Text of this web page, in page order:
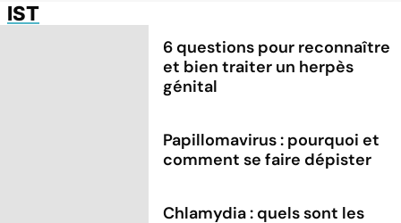
IST
6 questions pour reconnaître
et bien traiter un herpès
génital
Papillomavirus : pourquoi et
comment se faire dépister
Chlamydia : quels sont les